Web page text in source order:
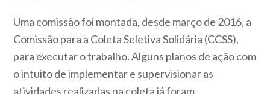
Uma comissão foi montada, desde março de 2016, a
Comissão para a Coleta Seletiva Solidária (CCSS),
para executar o trabalho. Alguns planos de ação com
o intuito de implementar e supervisionar as
atividades realizadas na coleta já foram